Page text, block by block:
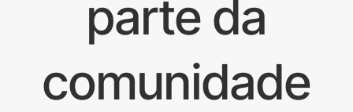
parte da
comunidade